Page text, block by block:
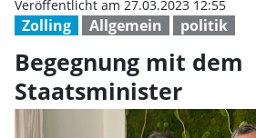
Zolling Allgemein politik
Veröffentlicht am 27.03.2023 12:55
Begegnung mit dem
Staatsminister